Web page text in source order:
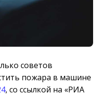
советов
пожара в машине
, со ссылкой на «РИА